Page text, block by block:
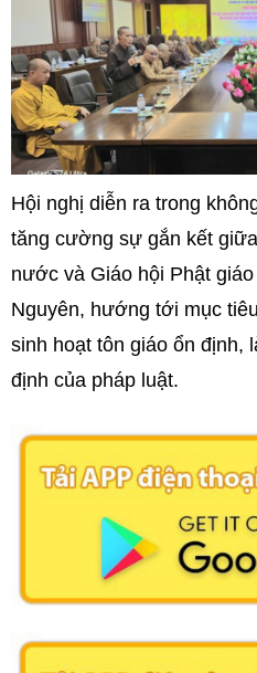
Hội nghị diễn ra trong
tăng cường sự gắn kết
nước và Giáo hội Phật
Nguyên, hướng tới mục
sinh hoạt tôn giáo ổn định,
định của pháp luật.